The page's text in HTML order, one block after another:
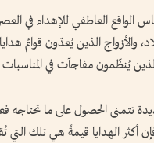
الواقع العاطفي للإهداء في
والأزواج الذين يُعدّون قوائم
يُنظّمون مفاجآت في المناسبات
تتمنى الحصول على ما تحتاجه
أكثر الهدايا قيمةً هي تلك